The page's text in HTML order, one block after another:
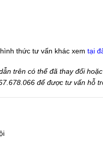
thức tư vấn khác xem tại
trên có thể đã thay đổi
để được tư vấn hỗ